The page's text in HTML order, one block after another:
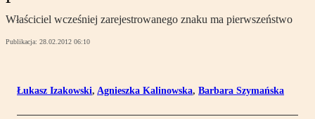
Właściciel wcześniej zarejestrowanego znaku ma pierwszeństwo
Publikacja: 28.02.2012 06:10
Łukasz Izakowski, Agnieszka Kalinowska, Barbara Szymańska